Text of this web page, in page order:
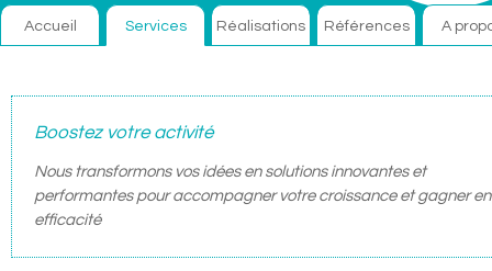
Accueil Services Réalisations Références A
Boostez votre activité
Nous transformons vos idées en solutions innovantes et
performantes pour accompagner votre croissance et gagner en
efficacité